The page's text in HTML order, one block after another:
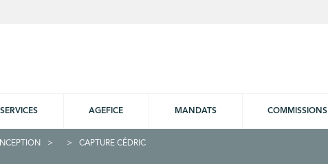
SERVICES AGEFICE MANDATS COMMISSIONS
CAPTURE CÉDRIC